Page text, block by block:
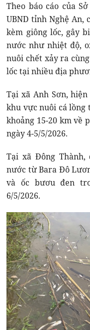
Theo báo cáo của
UBND tỉnh Nghệ An,
kèm giông lốc, gây
nước như nhiệt độ,
nuôi chết xảy ra
lốc tại nhiều địa
Tại xã Anh Sơn,
khu vực nuôi cá lồng
khoảng 15-20 km về
ngày 4-5/5/2026.
Tại xã Đông
nước từ Bara Đô
và ốc bươu đen
6/5/2026.